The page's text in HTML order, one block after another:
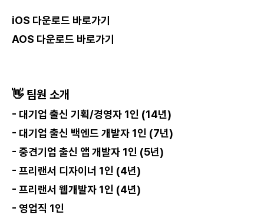
iOS 다운로드 바로가기
AOS 다운로드 바로가기
👋 팀원 소개
- 대기업 출신 기획/경영자 1인 (14년)
- 대기업 출신 백엔드 개발자 1인 (7년)
- 중견기업 출신 앱 개발자 1인 (5년)
- 프리랜서 디자이너 1인 (4년)
- 프리랜서 웹개발자 1인 (4년)
- 영업직 1인